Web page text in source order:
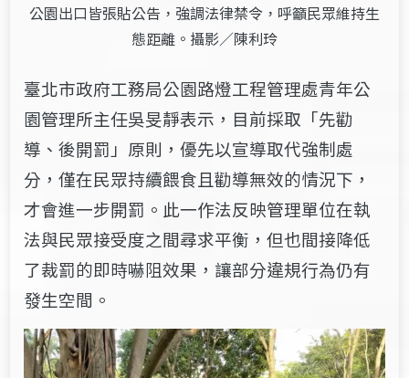
公園出口皆張貼公告，強調法律禁令，呼籲民眾維持生
態距離。攝影／陳利玲
臺北市政府工務局公園路燈工程管理處青年公
園管理所主任吳旻靜表示，目前採取「先勸
導、後開罰」原則，優先以宣導取代強制處
分，僅在民眾持續餵食且勸導無效的情況下，
才會進一步開罰。此一作法反映管理單位在執
法與民眾接受度之間尋求平衡，但也間接降低
了裁罰的即時嚇阻效果，讓部分違規行為仍有
發生空間。